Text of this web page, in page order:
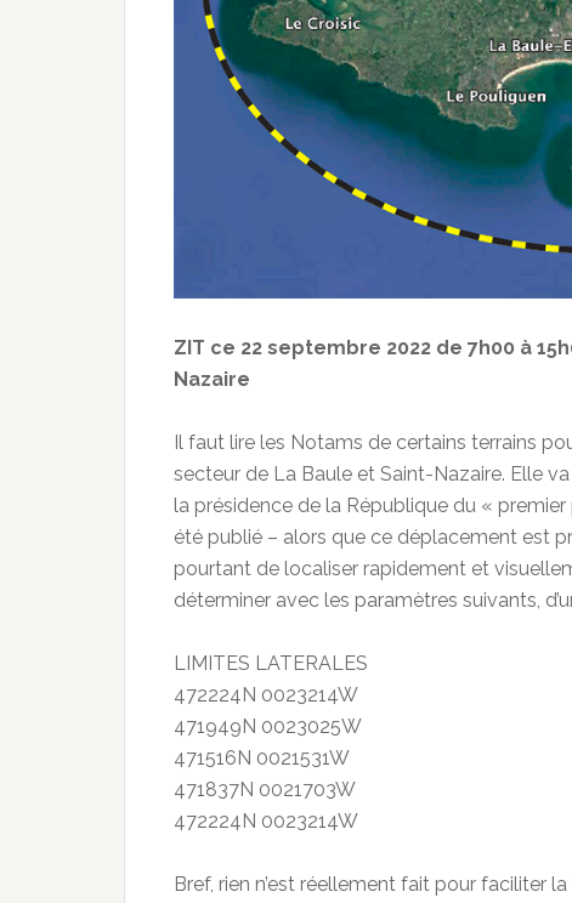
ZIT ce 22 septembre 2022 de 7h00 à
Nazaire
Il faut lire les Notams de certains terrains
secteur de La Baule et Saint-Nazaire. Elle
la présidence de la République du « premier
été publié – alors que ce déplacement est
pourtant de localiser rapidement et
déterminer avec les paramètres suivants,
LIMITES LATERALES
472224N 0023214W
471949N 0023025W
471516N 0021531W
471837N 0021703W
472224N 0023214W
Bref, rien n’est réellement fait pour faciliter